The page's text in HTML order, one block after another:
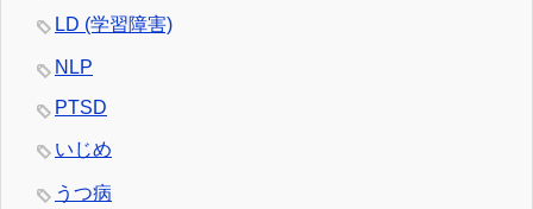
LD (学習障害)
NLP
PTSD
いじめ
うつ病